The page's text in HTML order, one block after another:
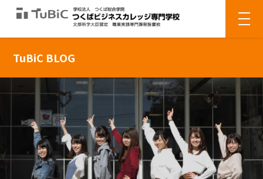
TuBiC BLOG